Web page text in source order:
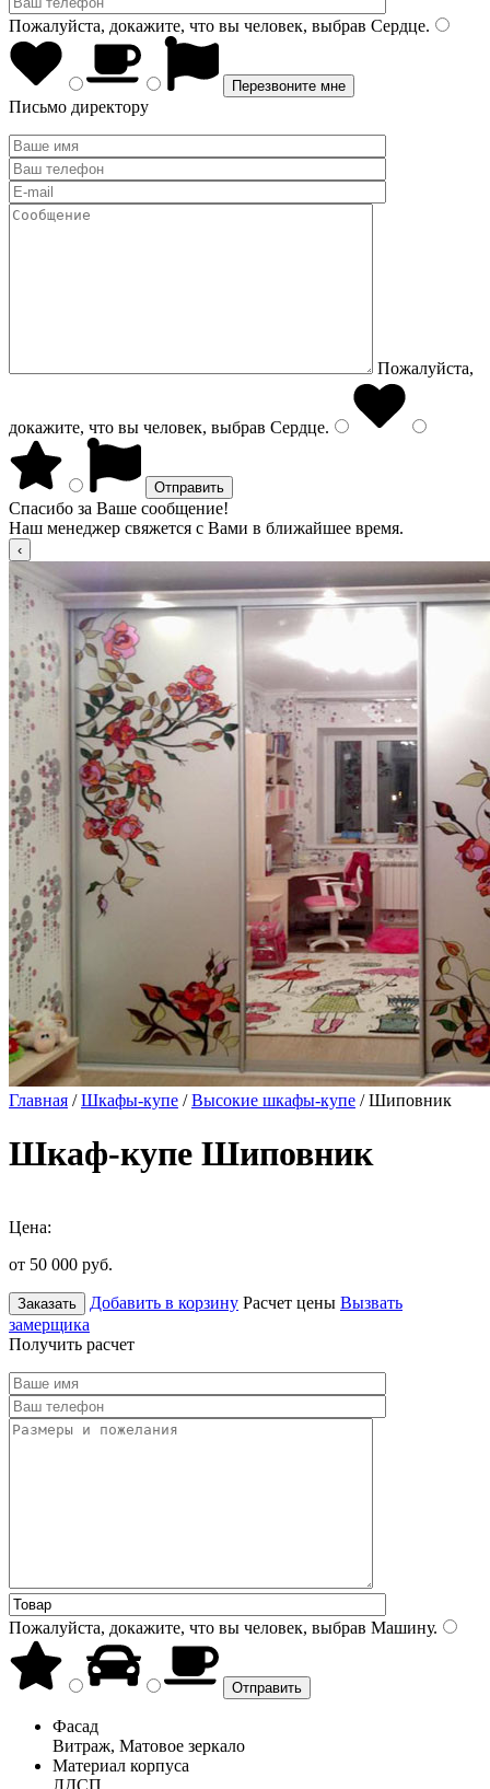
Пожалуйста, докажите, что вы человек, выбрав Сердце.
Письмо директору
Пожалуйста,
докажите, что вы человек, выбрав Сердце.
Спасибо за Ваше сообщение!
Наш менеджер свяжется с Вами в ближайшее время.
Главная /Шкафы-купе /Высокие шкафы-купе / Шиповник
Шкаф-купе Шиповник
Цена:
от 50 000 руб.
Заказать Добавить в корзину Расчет цены Вызвать
замерщика
Получить расчет
Пожалуйста, докажите, что вы человек, выбрав Машину.
Фасад
Витраж, Матовое зеркало
Материал корпуса
ЛДСП